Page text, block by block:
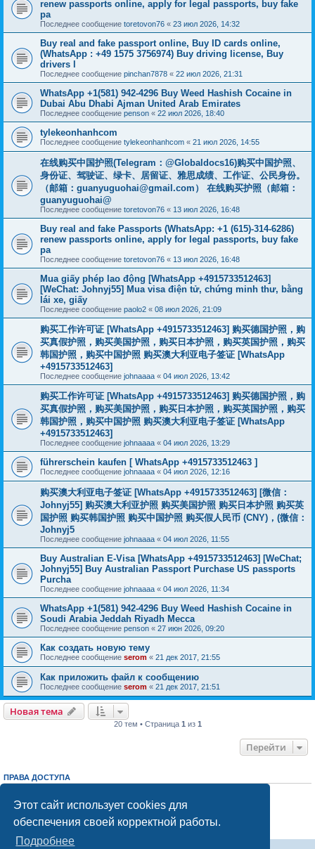
Этот сайт использует cookies для
обеспечения своей корректной работы.
Подробнее
renew passports online, apply for legal passports, buy fake
pa
Последнее сообщение toretovon76 « 23 июл 2026, 14:32
Buy real and fake passport online, Buy ID cards online,
(WhatsApp : +49 1575 3756974) Buy driving license, Buy
drivers l
Последнее сообщение pinchan7878 « 22 июл 2026, 21:31
WhatsApp +1(581) 942-4296 Buy Weed Hashish Cocaine in
Dubai Abu Dhabi Ajman United Arab Emirates
Последнее сообщение penson « 22 июл 2026, 18:40
tylekeonhanhcom
Последнее сообщение tylekeonhanhcom « 21 июл 2026, 14:55
在线购买中国护照(Telegram：@Globaldocs16)购买中国护照、
身份证、驾驶证、绿卡、居留证、雅思成绩、工作证、公民身份。
（邮箱： guanyuguohai@gmail.com ） 在线购买护照（邮箱：
guanyuguohai@
Последнее сообщение toretovon76 « 13 июл 2026, 16:48
Buy real and fake Passports (WhatsApp: +1 (615)-314-6286)
renew passports online, apply for legal passports, buy fake
pa
Последнее сообщение toretovon76 « 13 июл 2026, 16:48
Mua giấy phép lao động [WhatsApp +4915733512463]
[WeChat: Johnyj55] Mua visa điện tử, chứng minh thư, bằng
lái xe, giấy
Последнее сообщение paolo2 « 08 июл 2026, 21:09
购买工作许可证 [WhatsApp +4915733512463] 购买德国护照，购
买真假护照，购买美国护照，购买日本护照，购买英国护照，购买
韩国护照，购买中国护照 购买澳大利亚电子签证 [WhatsApp
+4915733512463]
Последнее сообщение johnaaaa « 04 июл 2026, 13:42
购买工作许可证 [WhatsApp +4915733512463] 购买德国护照，购
买真假护照，购买美国护照，购买日本护照，购买英国护照，购买
韩国护照，购买中国护照 购买澳大利亚电子签证 [WhatsApp
+4915733512463]
Последнее сообщение johnaaaa « 04 июл 2026, 13:29
führerschein kaufen [ WhatsApp +4915733512463 ]
Последнее сообщение johnaaaa « 04 июл 2026, 12:16
购买澳大利亚电子签证 [WhatsApp +4915733512463] [微信：
Johnyj55] 购买澳大利亚护照 购买美国护照 购买日本护照 购买英
国护照 购买韩国护照 购买中国护照 购买假人民币 (CNY)，(微信：
Johnyj5
Последнее сообщение johnaaaa « 04 июл 2026, 11:55
Buy Australian E-Visa [WhatsApp +4915733512463] [WeChat;
Johnyj55] Buy Australian Passport Purchase US passports
Purcha
Последнее сообщение johnaaaa « 04 июл 2026, 11:34
WhatsApp +1(581) 942-4296 Buy Weed Hashish Cocaine in
Soudi Arabia Jeddah Riyadh Mecca
Последнее сообщение penson « 27 июн 2026, 09:20
Как создать новую тему
Последнее сообщение serom « 21 дек 2017, 21:55
Как приложить файл к сообщению
Последнее сообщение serom « 21 дек 2017, 21:51
Новая тема
20 тем • Страница 1 из 1
Перейти
ПРАВА ДОСТУПА
Выне можетеотвечать на сообщения
Выне можетередактировать свои сообщения
Выне можетеудалять свои сообщения
добавлять вложения